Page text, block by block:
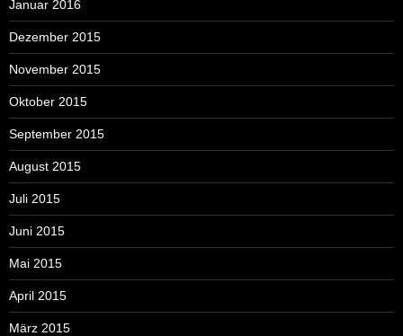
Januar 2016
Dezember 2015
November 2015
Oktober 2015
September 2015
August 2015
Juli 2015
Juni 2015
Mai 2015
April 2015
März 2015